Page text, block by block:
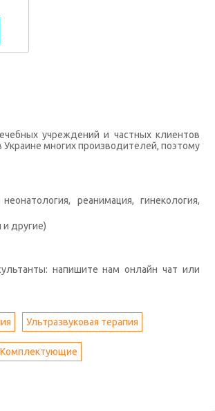
учреждений и частных клиентов
многих производителей, поэтому
реанимация, гинекология,
другие)
напишите нам онлайн чат или
Ультразвуковая терапия
Комплектующие